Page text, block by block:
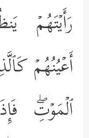
رَأَیۡتَهُمۡ
أَعۡیُنُهُمۡ
ٱلۡمَوۡتِۖ